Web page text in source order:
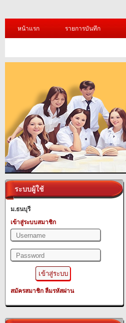
หน้าแรก รายการบันทึก
ระบบผู้ใช้
ม.ธนบุรี
เข้าสู่ระบบสมาชิก
สมัครสมาชิก ลืมรหัสผ่าน